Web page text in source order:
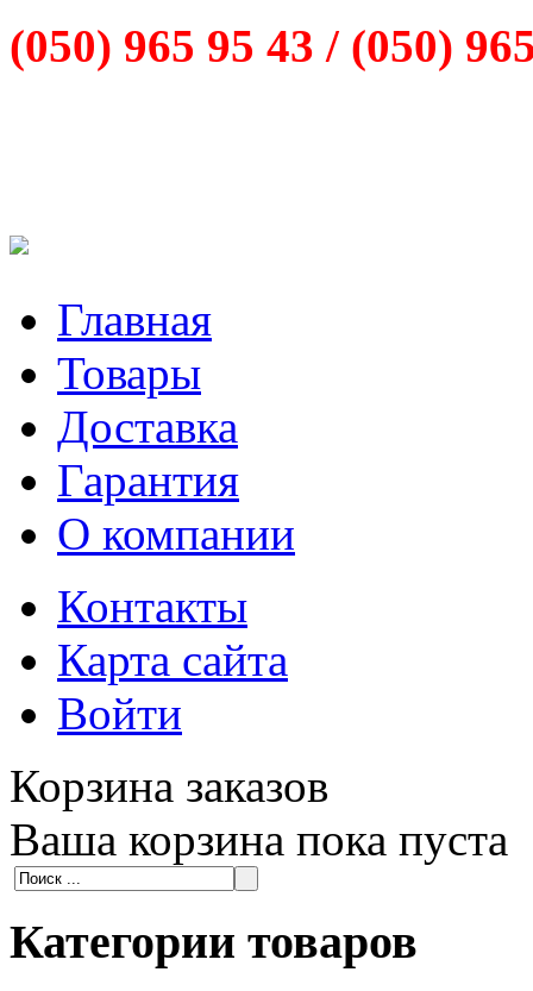
(050) 965 95 43 / (050)
Главная
Товары
Доставка
Гарантия
О компании
Контакты
Карта сайта
Войти
Корзина заказов
Ваша корзина пока пуста
Категории товаров